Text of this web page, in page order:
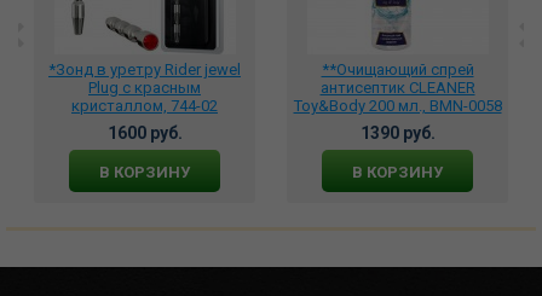
*Зонд в уретру Rider jewel
Plug с красным
кристаллом, 744-02
1600 руб.
В КОРЗИНУ
**Очищающий спрей
антисептик CLEANER
Toy&Body 200 мл., BMN-0058
1390 руб.
В КОРЗИНУ